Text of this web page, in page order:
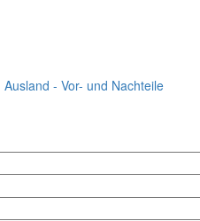
- Vor- und Nachteile